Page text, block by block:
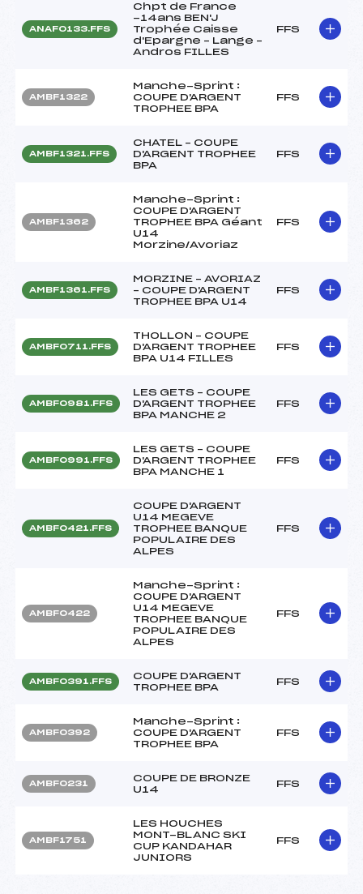
ANAF0133.FFS
Chpt de France
-14ans BEN'J
Trophée Caisse
d'Epargne – Lange –
Andros FILLES
FFS
AMBF1322
Manche-Sprint :
COUPE D'ARGENT
TROPHEE BPA
FFS
AMBF1321.FFS
CHATEL – COUPE
D'ARGENT TROPHEE
BPA
FFS
AMBF1362
Manche-Sprint :
COUPE D'ARGENT
TROPHEE BPA Géant
U14
Morzine/Avoriaz
FFS
AMBF1361.FFS
MORZINE – AVORIAZ
– COUPE D'ARGENT
TROPHEE BPA U14
FFS
AMBF0711.FFS
THOLLON – COUPE
D'ARGENT TROPHEE
BPA U14 FILLES
FFS
AMBF0981.FFS
LES GETS – COUPE
D'ARGENT TROPHEE
BPA MANCHE 2
FFS
AMBF0991.FFS
LES GETS – COUPE
D'ARGENT TROPHEE
BPA MANCHE 1
FFS
AMBF0421.FFS
COUPE D'ARGENT
U14 MEGEVE
TROPHEE BANQUE
POPULAIRE DES
ALPES
FFS
AMBF0422
Manche-Sprint :
COUPE D'ARGENT
U14 MEGEVE
TROPHEE BANQUE
POPULAIRE DES
ALPES
FFS
AMBF0391.FFS
COUPE D'ARGENT
TROPHEE BPA
FFS
AMBF0392
Manche-Sprint :
COUPE D'ARGENT
TROPHEE BPA
FFS
AMBF0231
COUPE DE BRONZE
U14
FFS
AMBF1751
LES HOUCHES
MONT-BLANC SKI
CUP KANDAHAR
JUNIORS
FFS